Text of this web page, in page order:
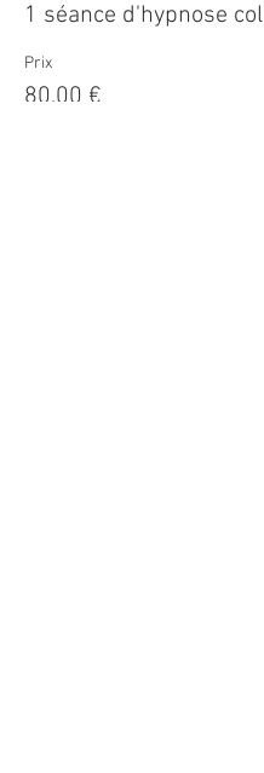
1 séance d'hypnose
Prix
80,00 €